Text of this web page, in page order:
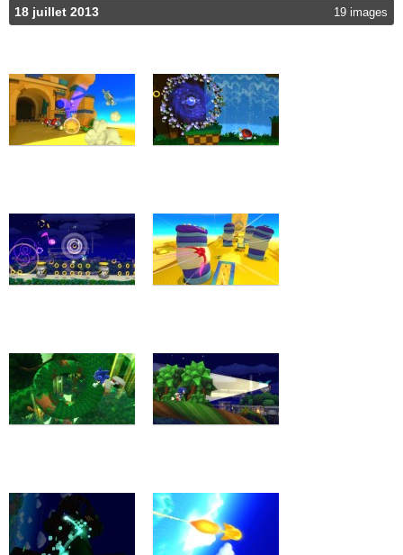
18 juillet 2013 19 images